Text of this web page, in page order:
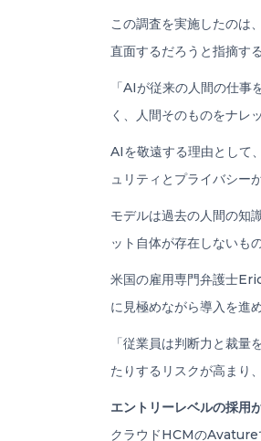
この調査を実施したの
直面するだろうと指摘す
「AIが従来の人間の仕
く、人間そのものをナレ
AIを敬遠する理由として
ュリティとプライバシー
モデルは過去の人間の知
ット自体が存在しないも
米国の雇用専門弁護士
に見極めながら導入を進
「従業員は判断力と裁
たりするリスクが高まり
エントリーレベルの採用
クラウドHCMのAvature